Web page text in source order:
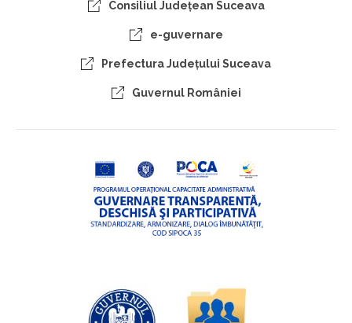
Consiliul Judeţean Suceava
e-guvernare
Prefectura Judeţului Suceava
Guvernul României